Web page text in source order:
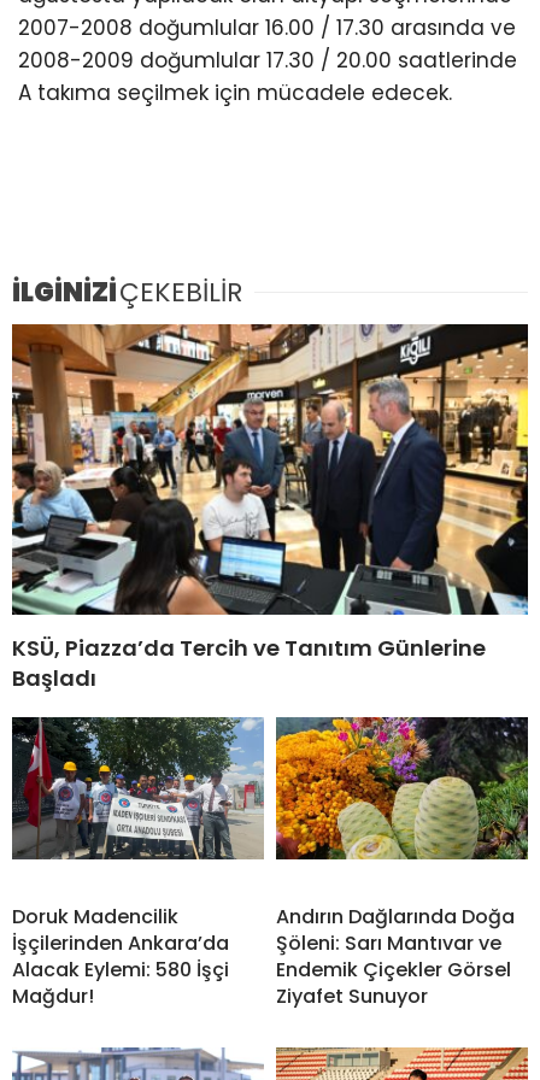
2007-2008 doğumlular 16.00 / 17.30 arasında ve
2008-2009 doğumlular 17.30 / 20.00 saatlerinde
A takıma seçilmek için mücadele edecek.
İLGİNİZİÇEKEBİLİR
KSÜ, Piazza’da Tercih ve Tanıtım Günlerine
Başladı
Doruk Madencilik
İşçilerinden Ankara’da
Alacak Eylemi: 580 İşçi
Mağdur!
Andırın Dağlarında Doğa
Şöleni: Sarı Mantıvar ve
Endemik Çiçekler Görsel
Ziyafet Sunuyor